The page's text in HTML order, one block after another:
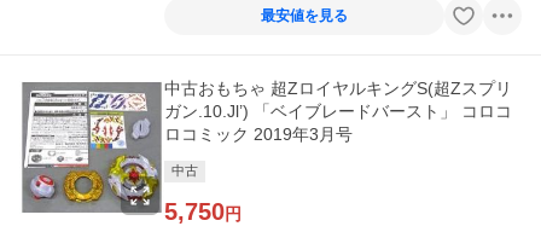
最安値を見る
中古おもちゃ 超ZロイヤルキングS(超Zスプリ
ガン.10.Jl’) 「ベイブレードバースト」 コロコ
ロコミック 2019年3月号
中古
5,750円